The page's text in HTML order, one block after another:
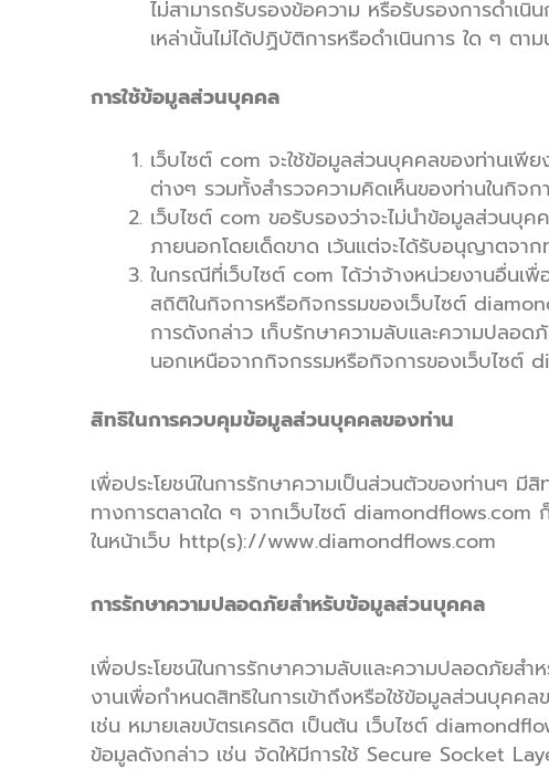
ไม่สามารถรับรองข้อความ หรือรับรองการดำเนิ
เหล่านั้นไม่ได้ปฏิบัติการหรือดำเนินการ ใด ๆ ต
การใช้ข้อมูลส่วนบุคคล
เว็บไซต์ com จะใช้ข้อมูลส่วนบุคคลของท่านเพี
ต่างๆ รวมทั้งสำรวจความคิดเห็นของท่านในกิจ
เว็บไซต์ com ขอรับรองว่าจะไม่นำข้อมูลส่วนบุ
ภายนอกโดยเด็ดขาด เว้นแต่จะได้รับอนุญาตจาก
ในกรณีที่เว็บไซต์ com ได้ว่าจ้างหน่วยงานอื่นเ
สถิติในกิจการหรือกิจกรรมของเว็บไซต์
การดังกล่าว เก็บรักษาความลับและความปลอ
นอกเหนือจากกิจกรรมหรือกิจการของเว็บไซต์
สิทธิในการควบคุมข้อมูลส่วนบุคคลของท่าน
เพื่อประโยชน์ในการรักษาความเป็นส่วนตัวของท่านๆ มี
ทางการตลาดใด ๆ จากเว็บไซต์ diamondflows.com
ในหน้าเว็บ http(s)://www.diamondflows.com
การรักษาความปลอดภัยสำหรับข้อมูลส่วนบุคคล
เพื่อประโยชน์ในการรักษาความลับและความปลอดภัย
งานเพื่อกำหนดสิทธิในการเข้าถึงหรือใช้ข้อมูลส่วนบุค
เช่น หมายเลขบัตรเครดิต เป็นต้น เว็บไซต์
ข้อมูลดังกล่าว เช่น จัดให้มีการใช้ Secure Socket